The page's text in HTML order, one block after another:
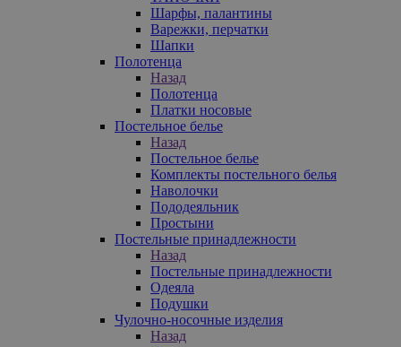
Шарфы, палантины
Варежки, перчатки
Шапки
Полотенца
Назад
Полотенца
Платки носовые
Постельное белье
Назад
Постельное белье
Комплекты постельного белья
Наволочки
Пододеяльник
Простыни
Постельные принадлежности
Назад
Постельные принадлежности
Одеяла
Подушки
Чулочно-носочные изделия
Назад